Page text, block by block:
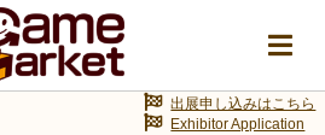
出展申し込みはこちら
Exhibitor Application